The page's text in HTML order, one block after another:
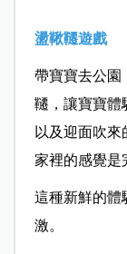
盪鞦韆遊戲
帶寶寶去公園
韆，讓寶寶體
以及迎面吹來
家裡的感覺是
這種新鮮的體
激。